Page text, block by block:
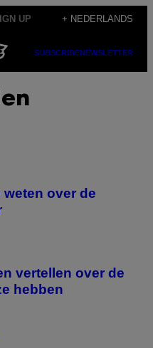
UP + NEDERLANDS
SUBSCRIBENEWSLETTER
over de
vertellen over de
hebben